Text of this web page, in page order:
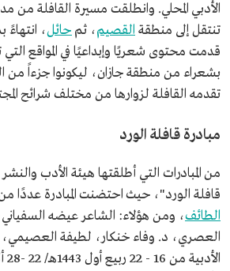
الأدبي المحلي. وانطلقت مسيرة القافلة من
تنتقل إلى منطقة القصيم، ثم حائل، انتهاءً
قدمت محتوى شعريًا وإبداعيًا في المواقع
بشعراء من منطقة جازان، ليكونوا جزءاً من
تقدمه القافلة لزوارها من مختلف شرائح
مبادرة قافلة الورد
من المبادرات التي أطلقتها هيئة الأدب
قافلة الورد"، حيث احتضنت المبادرة عددًا
الطائف، ومن هؤلاء: الشاعر عيضه
العصري، د. وفاء خنكار، لطيفة